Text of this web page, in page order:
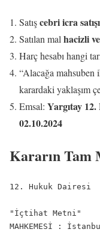
Satışcebri icra satışı
Satılan mal hacizli
Harç hesabı hangi
“Alacağa mahsuben
karardaki yaklaşım
Emsal: Yargıtay
02.10.2024
Kararın Tam
12. Hukuk
"İçtihat Metni"
MAHKEMESİ :